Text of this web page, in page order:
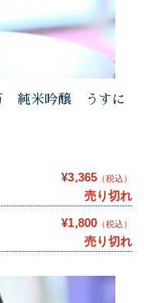
純米吟醸 うすに
¥3,365 （税込）
売り切れ
¥1,800 （税込）
売り切れ